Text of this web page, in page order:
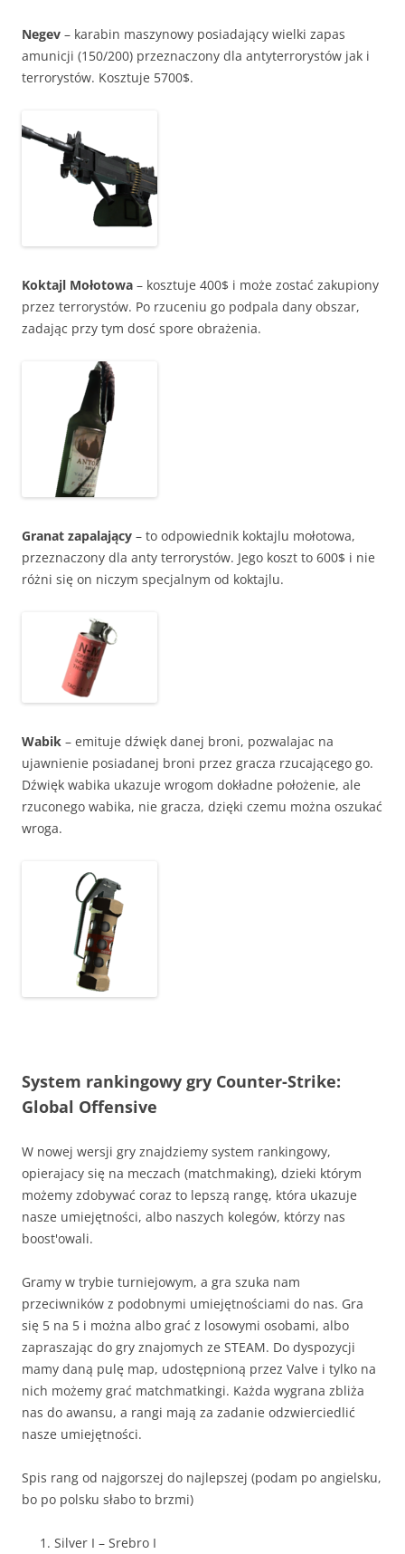
Negev – karabin maszynowy posiadający wielki zapas
amunicji (150/200) przeznaczony dla antyterrorystów jak i
terrorystów. Kosztuje 5700$.
Koktajl Mołotowa – kosztuje 400$ i może zostać zakupiony
przez terrorystów. Po rzuceniu go podpala dany obszar,
zadając przy tym dosć spore obrażenia.
Granat zapalający – to odpowiednik koktajlu mołotowa,
przeznaczony dla anty terrorystów. Jego koszt to 600$ i nie
różni się on niczym specjalnym od koktajlu.
Wabik – emituje dźwięk danej broni, pozwalajac na
ujawnienie posiadanej broni przez gracza rzucającego go.
Dźwięk wabika ukazuje wrogom dokładne położenie, ale
rzuconego wabika, nie gracza, dzięki czemu można oszukać
wroga.
System rankingowy gry Counter-Strike:
Global Offensive
W nowej wersji gry znajdziemy system rankingowy,
opierajacy się na meczach (matchmaking), dzieki którym
możemy zdobywać coraz to lepszą rangę, która ukazuje
nasze umiejętności, albo naszych kolegów, którzy nas
boost'owali.
Gramy w trybie turniejowym, a gra szuka nam
przeciwników z podobnymi umiejętnościami do nas. Gra
się 5 na 5 i można albo grać z losowymi osobami, albo
zapraszając do gry znajomych ze STEAM. Do dyspozycji
mamy daną pulę map, udostępnioną przez Valve i tylko na
nich możemy grać matchmatkingi. Każda wygrana zbliża
nas do awansu, a rangi mają za zadanie odzwierciedlić
nasze umiejętności.
Spis rang od najgorszej do najlepszej (podam po angielsku,
bo po polsku słabo to brzmi)
Silver I – Srebro I